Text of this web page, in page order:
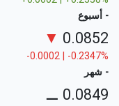
- أسبوع
0.0852
▼
-0.0002 | -0.2347%
- شهر
0.0849
⚊